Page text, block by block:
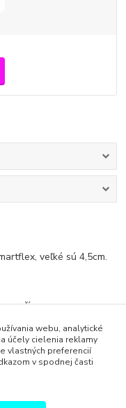
veľké sú 4,5cm.
webu, analytické
účely cielenia reklamy
vlastných preferencií
v spodnej časti